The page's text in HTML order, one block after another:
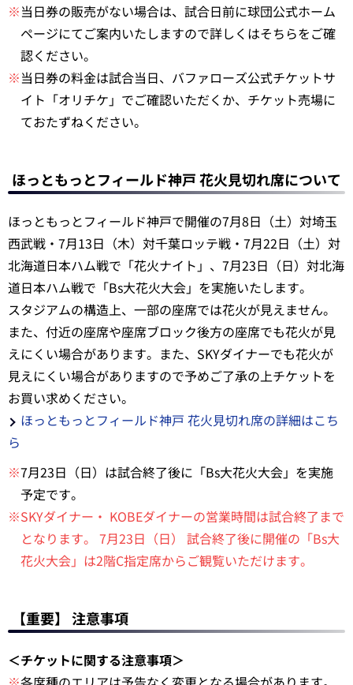
※当日券の販売がない場合は、試合日前に球団公式ホーム
ページにてご案内いたしますので詳しくはそちらをご確
認ください。
※当日券の料金は試合当日、バファローズ公式チケットサ
イト「オリチケ」でご確認いただくか、チケット売場に
ておたずねください。
ほっともっとフィールド神戸 花火見切れ席について
ほっともっとフィールド神戸で開催の7月8日（土）対埼玉
西武戦・7月13日（木）対千葉ロッテ戦・7月22日（土）対
北海道日本ハム戦で「花火ナイト」、7月23日（日）対北海
道日本ハム戦で「Bs大花火大会」を実施いたします。
スタジアムの構造上、一部の座席では花火が見えません。
また、付近の座席や座席ブロック後方の座席でも花火が見
えにくい場合があります。また、SKYダイナーでも花火が
見えにくい場合がありますので予めご了承の上チケットを
お買い求めください。
ほっともっとフィールド神戸 花火見切れ席の詳細はこち
ら
※7月23日（日）は試合終了後に「Bs大花火大会」を実施
予定です。
※SKYダイナー・ KOBEダイナーの営業時間は試合終了まで
となります。 7月23日（日） 試合終了後に開催の「Bs大
花火大会」は2階C指定席からご観覧いただけます。
【重要】 注意事項
＜チケットに関する注意事項＞